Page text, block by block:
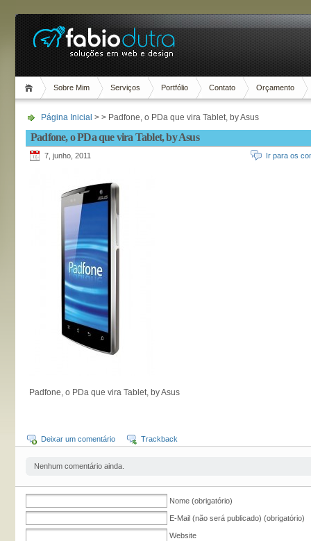
Sobre Mim Serviços Portfólio Contato Orçamento
Página Inicial > > Padfone, o PDa que vira Tablet, by Asus
Padfone, o PDa que vira Tablet, by Asus
7, junho, 2011 Ir para os
Padfone, o PDa que vira Tablet, by Asus
Deixar um comentário Trackback
Nenhum comentário ainda.
Nome (obrigatório)
E-Mail (não será publicado) (obrigatório)
Website